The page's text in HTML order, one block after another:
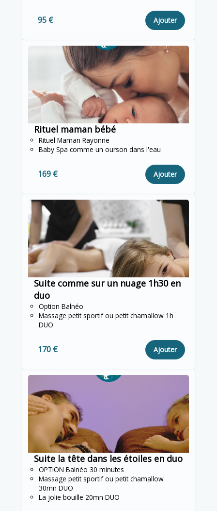
95 € Ajouter
Rituel maman bébé
Rituel Maman Rayonne
Baby Spa comme un ourson dans l'eau
169 € Ajouter
Suite comme sur un nuage 1h30 en
duo
Option Balnéo
Massage petit sportif ou petit chamallow 1h
DUO
170 € Ajouter
Suite la tête dans les étoiles en duo
OPTION Balnéo 30 minutes
Massage petit sportif ou petit chamallow
30mn DUO
La jolie bouille 20mn DUO